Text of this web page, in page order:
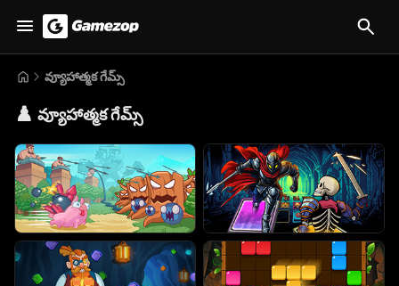
వ్యూహాత్మక గేమ్స్
♟️ వ్యూహాత్మక గేమ్స్